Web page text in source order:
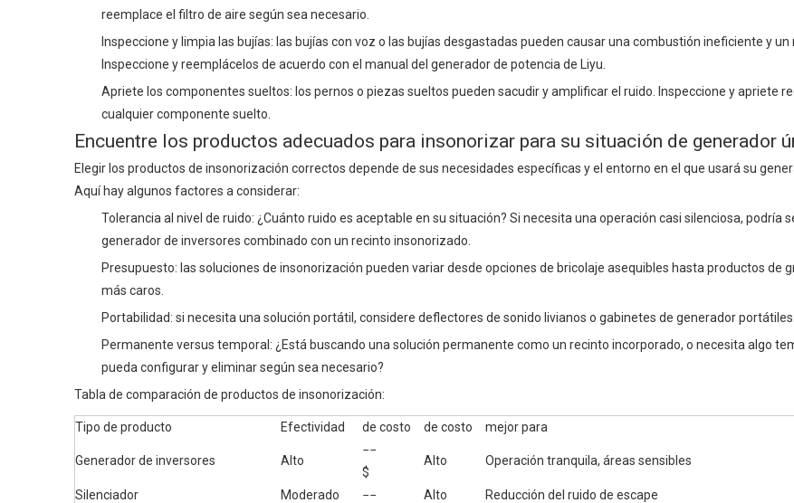
reemplace el filtro de aire según sea necesario.
Inspeccione y limpia las bujías: las bujías con voz o las bujías desgastadas pueden causar una combustión ineficiente y un
Inspeccione y reemplácelos de acuerdo con el manual del generador de potencia de Liyu.
Apriete los componentes sueltos: los pernos o piezas sueltos pueden sacudir y amplificar el ruido. Inspeccione y apriete
cualquier componente suelto.
Encuentre los productos adecuados para insonorizar para su situación de generador
Elegir los productos de insonorización correctos depende de sus necesidades específicas y el entorno en el que usará su
Aquí hay algunos factores a considerar:
Tolerancia al nivel de ruido: ¿Cuánto ruido es aceptable en su situación? Si necesita una operación casi silenciosa, podría
generador de inversores combinado con un recinto insonorizado.
Presupuesto: las soluciones de insonorización pueden variar desde opciones de bricolaje asequibles hasta productos de
más caros.
Portabilidad: si necesita una solución portátil, considere deflectores de sonido livianos o gabinetes de generador portátiles.
Permanente versus temporal: ¿Está buscando una solución permanente como un recinto incorporado, o necesita algo
pueda configurar y eliminar según sea necesario?
Tabla de comparación de productos de insonorización:
Tipo de producto Efectividad de costo de costo mejor para
Generador de inversores Alto
−−
$
Alto Operación tranquila, áreas sensibles
Silenciador Moderado −− Alto
Reducción del ruido de escape